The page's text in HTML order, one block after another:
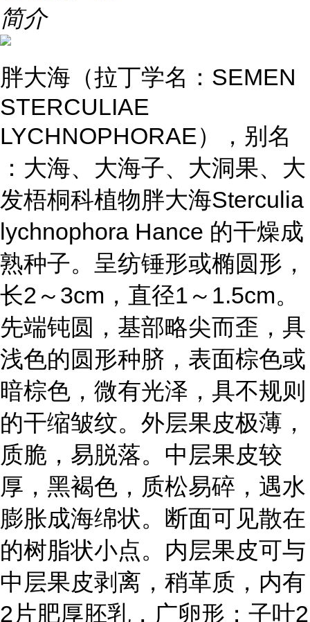
简介
胖大海（拉丁学名：SEMEN
STERCULIAE
LYCHNOPHORAE），别名
：大海、大海子、大洞果、大
发梧桐科植物胖大海Sterculia
lychnophora Hance 的干燥成
熟种子。呈纺锤形或椭圆形，
长2～3cm，直径1～1.5cm。
先端钝圆，基部略尖而歪，具
浅色的圆形种脐，表面棕色或
暗棕色，微有光泽，具不规则
的干缩皱纹。外层果皮极薄，
质脆，易脱落。中层果皮较
厚，黑褐色，质松易碎，遇水
膨胀成海绵状。断面可见散在
的树脂状小点。内层果皮可与
中层果皮剥离，稍革质，内有
2片肥厚胚乳，广卵形；子叶2